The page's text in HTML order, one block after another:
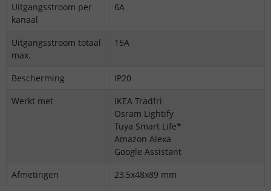
Uitgangsstroom per
kanaal
6A
Uitgangsstroom totaal
max.
15A
Bescherming
IP20
Werkt met
IKEA Tradfri
Osram Lightify
Tuya Smart Life*
Amazon Alexa
Google Assistant
Afmetingen
23,5x48x89 mm